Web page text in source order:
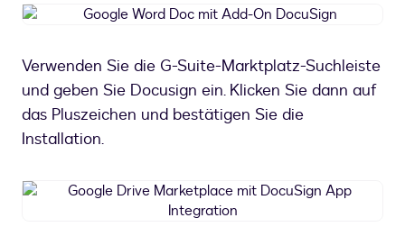
Google
mit
Add-
On
Verwenden Sie die G-Suite-Marktplatz-Suchleiste
und geben Sie Docusign ein. Klicken Sie dann auf
das Pluszeichen und bestätigen Sie die
Installation.
Google
Drive